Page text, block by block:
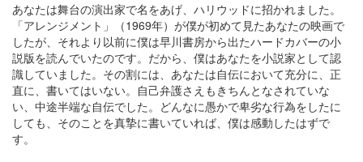
あなたは舞台の演出家で名をあげ、ハリウッドに招かれました。
「アレンジメント」（1969年）が僕が初めて見たあなたの映画で
したが、それより以前に僕は早川書房から出たハードカバーの小
説版を読んでいたのです。だから、僕はあなたを小説家として認
識していました。その割には、あなたは自伝において充分に、正
直に、書いてはいない。自己弁護さえもきちんとなされていな
い、中途半端な自伝でした。どんなに愚かで卑劣な行為をしたに
しても、そのことを真摯に書いていれば、僕は感動したはずで
す。